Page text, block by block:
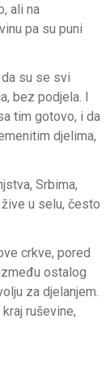
ali na
pa su puni
su se svi
bez podjela. I
tim gotovo, i da
djelima,
Srbima,
u selu, često
crkve, pored
ostalog
za djelanjem.
ruševine,